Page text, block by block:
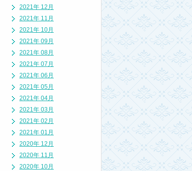
2021年 12月
2021年 11月
2021年 10月
2021年 09月
2021年 08月
2021年 07月
2021年 06月
2021年 05月
2021年 04月
2021年 03月
2021年 02月
2021年 01月
2020年 12月
2020年 11月
2020年 10月